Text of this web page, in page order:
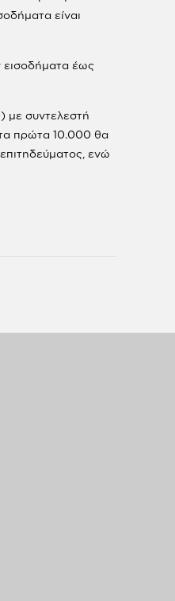
είναι
εισοδήματα έως
με συντελεστή
πρώτα 10.000 θα
ενώ